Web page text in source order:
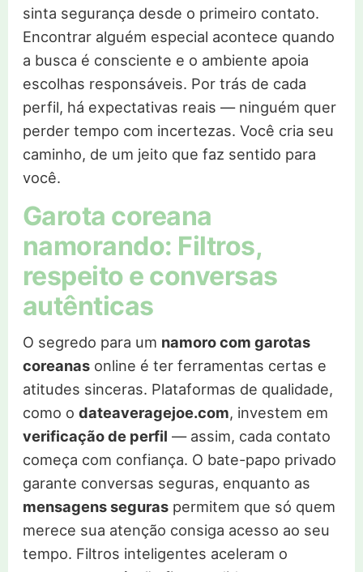
sinta segurança desde o primeiro contato.
Encontrar alguém especial acontece quando
a busca é consciente e o ambiente apoia
escolhas responsáveis. Por trás de cada
perfil, há expectativas reais — ninguém quer
perder tempo com incertezas. Você cria seu
caminho, de um jeito que faz sentido para
você.
Garota coreana
namorando: Filtros,
respeito e conversas
autênticas
O segredo para um namoro com garotas
coreanasonline é ter ferramentas certas e
atitudes sinceras. Plataformas de qualidade,
como o dateaveragejoe.com, investem em
verificação de perfil — assim, cada contato
começa com confiança. O bate-papo privado
garante conversas seguras, enquanto as
mensagens seguraspermitem que só quem
merece sua atenção consiga acesso ao seu
tempo. Filtros inteligentes aceleram o